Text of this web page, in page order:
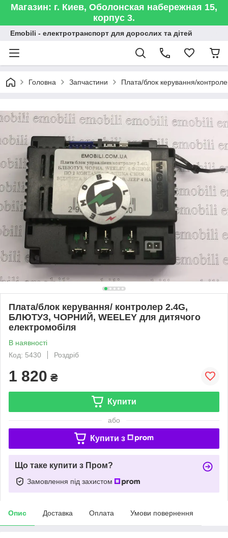
Магазин: г. Киев, Оболонская набережная 15,
корпус 3.
Emobili - електротранспорт для дорослих та дітей
Головна Запчастини Плата/блок керування/
Плата/блок керування/ контролер 2.4G,
БЛЮТУЗ, ЧОРНИЙ, WEELEY для дитячого
електромобіля
В наявності
Код: 5430
Роздріб
1 820 ₴
Купити
або
Купити з
Що таке купити з Пром?
Замовлення під захистом
Опис Доставка Оплата Умови повернення